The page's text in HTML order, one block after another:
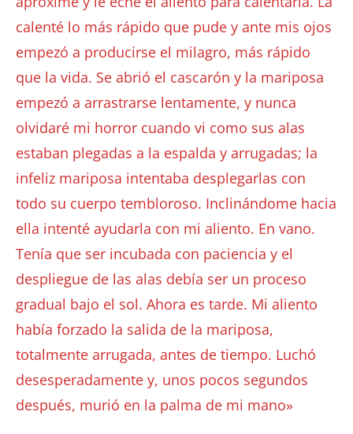
calenté lo más rápido que pude y ante mis ojos
empezó a producirse el milagro, más rápido
que la vida. Se abrió el cascarón y la mariposa
empezó a arrastrarse lentamente, y nunca
olvidaré mi horror cuando vi como sus alas
estaban plegadas a la espalda y arrugadas; la
infeliz mariposa intentaba desplegarlas con
todo su cuerpo tembloroso. Inclinándome hacia
ella intenté ayudarla con mi aliento. En vano.
Tenía que ser incubada con paciencia y el
despliegue de las alas debía ser un proceso
gradual bajo el sol. Ahora es tarde. Mi aliento
había forzado la salida de la mariposa,
totalmente arrugada, antes de tiempo. Luchó
desesperadamente y, unos pocos segundos
después, murió en la palma de mi mano»